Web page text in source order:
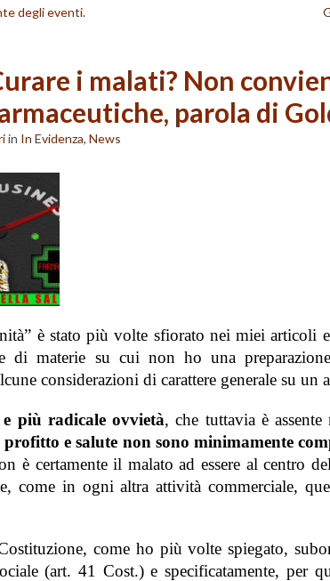
degli eventi.
i malati? Non
parola di
in In Evidenza, News
è stato più volte sfiorato nei miei articoli
di materie su cui non ho una
considerazioni di carattere generale su
più radicale ovvietà, che tuttavia è
profitto e salute non sono minimamente
è certamente il malato ad essere al centro
come in ogni altra attività commerciale,
come ho più volte spiegato,
(art. 41 Cost.) e specificatamente, per